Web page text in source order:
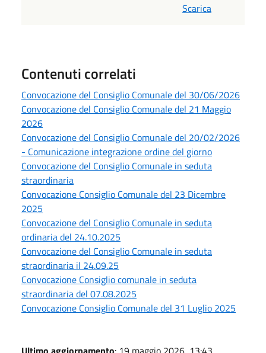
Scarica
Contenuti correlati
Convocazione del Consiglio Comunale del 30/06/2026
Convocazione del Consiglio Comunale del 21 Maggio
2026
Convocazione del Consiglio Comunale del 20/02/2026
- Comunicazione integrazione ordine del giorno
Convocazione del Consiglio Comunale in seduta
straordinaria
Convocazione Consiglio Comunale del 23 Dicembre
2025
Convocazione del Consiglio Comunale in seduta
ordinaria del 24.10.2025
Convocazione del Consiglio Comunale in seduta
straordinaria il 24.09.25
Convocazione Consiglio comunale in seduta
straordinaria del 07.08.2025
Convocazione Consiglio Comunale del 31 Luglio 2025